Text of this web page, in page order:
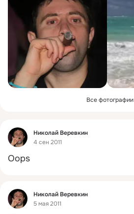
Все фотографии
Фид
Николай Веревкин
4 сен 2011
Oops
Фид
Николай Веревкин
5 мая 2011